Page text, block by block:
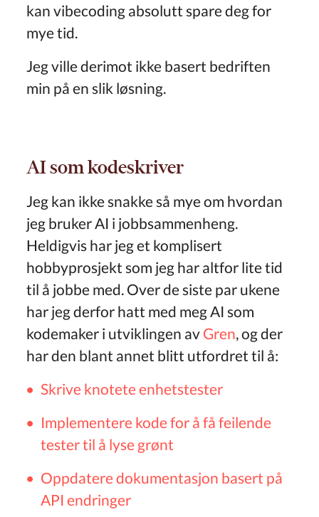
kan vibecoding absolutt spare deg for
mye tid.
Jeg ville derimot ikke basert bedriften
min på en slik løsning.
AI som kodeskriver
Jeg kan ikke snakke så mye om hvordan
jeg bruker AI i jobbsammenheng.
Heldigvis har jeg et komplisert
hobbyprosjekt som jeg har altfor lite tid
til å jobbe med. Over de siste par ukene
har jeg derfor hatt med meg AI som
kodemaker i utviklingen av Gren, og der
har den blant annet blitt utfordret til å:
Skrive knotete enhetstester
Implementere kode for å få feilende
tester til å lyse grønt
Oppdatere dokumentasjon basert på
API endringer